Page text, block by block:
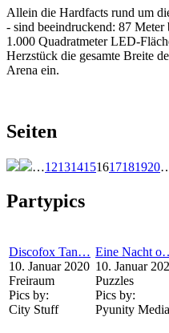
Allein die Hardfacts rund um
- sind beeindruckend: 87
1.000 Quadratmeter LED-
Herzstück die gesamte Breite
Arena ein.
Seiten
…121314151617181920
Partypics
Discofox Tan…
10. Januar 2020
Freiraum
Pics by:
City Stuff
Eine Nacht
10. Januar
Puzzles
Pics by:
Pyunity Media